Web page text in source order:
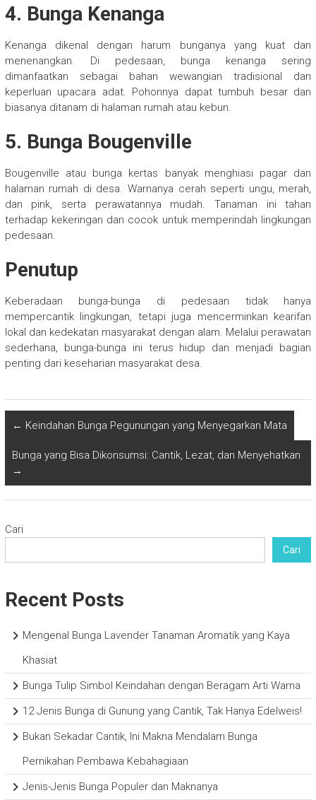
4. Bunga Kenanga
Kenanga dikenal dengan harum bunganya yang kuat dan
menenangkan. Di pedesaan, bunga kenanga sering
dimanfaatkan sebagai bahan wewangian tradisional dan
keperluan upacara adat. Pohonnya dapat tumbuh besar dan
biasanya ditanam di halaman rumah atau kebun.
5. Bunga Bougenville
Bougenville atau bunga kertas banyak menghiasi pagar dan
halaman rumah di desa. Warnanya cerah seperti ungu, merah,
dan pink, serta perawatannya mudah. Tanaman ini tahan
terhadap kekeringan dan cocok untuk memperindah lingkungan
pedesaan.
Penutup
Keberadaan bunga-bunga di pedesaan tidak hanya
mempercantik lingkungan, tetapi juga mencerminkan kearifan
lokal dan kedekatan masyarakat dengan alam. Melalui perawatan
sederhana, bunga-bunga ini terus hidup dan menjadi bagian
penting dari keseharian masyarakat desa.
← Keindahan Bunga Pegunungan yang Menyegarkan Mata
Bunga yang Bisa Dikonsumsi: Cantik, Lezat, dan Menyehatkan
→
Cari
Cari
Recent Posts
Mengenal Bunga Lavender Tanaman Aromatik yang Kaya
Khasiat
Bunga Tulip Simbol Keindahan dengan Beragam Arti Warna
12 Jenis Bunga di Gunung yang Cantik, Tak Hanya Edelweis!
Bukan Sekadar Cantik, Ini Makna Mendalam Bunga
Pernikahan Pembawa Kebahagiaan
Jenis-Jenis Bunga Populer dan Maknanya